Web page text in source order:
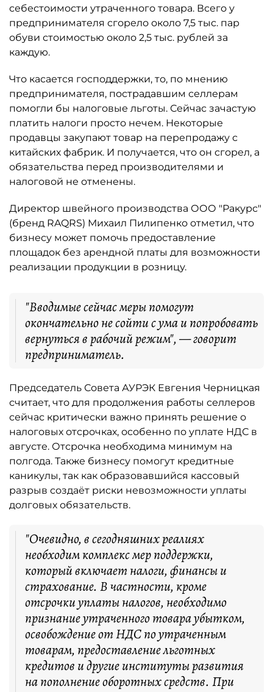
себестоимости утраченного товара. Всего у
предпринимателя сгорело около 7,5 тыс. пар
обуви стоимостью около 2,5 тыс. рублей за
каждую.
Что касается господдержки, то, по мнению
предпринимателя, пострадавшим селлерам
помогли бы налоговые льготы. Сейчас зачастую
платить налоги просто нечем. Некоторые
продавцы закупают товар на перепродажу с
китайских фабрик. И получается, что он сгорел, а
обязательства перед производителями и
налоговой не отменены.
Директор швейного производства ООО "Ракурс"
(бренд RAQRS) Михаил Пилипенко отметил, что
бизнесу может помочь предоставление
площадок без арендной платы для возможности
реализации продукции в розницу.
"Вводимые сейчас меры помогут
окончательно не сойти с ума и попробовать
вернуться в рабочий режим", — говорит
предприниматель.
Председатель Совета АУРЭК Евгения Черницкая
считает, что для продолжения работы селлеров
сейчас критически важно принять решение о
налоговых отсрочках, особенно по уплате НДС в
августе. Отсрочка необходима минимум на
полгода. Также бизнесу помогут кредитные
каникулы, так как образовавшийся кассовый
разрыв создаёт риски невозможности уплаты
долговых обязательств.
"Очевидно, в сегодняшних реалиях
необходим комплекс мер поддержки,
который включает налоги, финансы и
страхование. В частности, кроме
отсрочки уплаты налогов, необходимо
признание утраченного товара убытком,
освобождение от НДС по утраченным
товарам, предоставление льготных
кредитов и другие институты развития
на пополнение оборотных средств. При